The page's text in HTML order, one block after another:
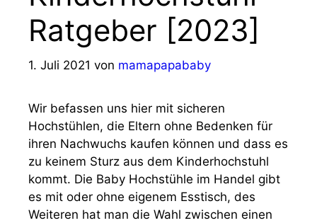
Ratgeber [2023]
1. Juli 2021 von mamapapababy
Wir befassen uns hier mit sicheren
Hochstühlen, die Eltern ohne Bedenken für
ihren Nachwuchs kaufen können und dass es
zu keinem Sturz aus dem Kinderhochstuhl
kommt. Die Baby Hochstühle im Handel gibt
es mit oder ohne eigenem Esstisch, des
Weiteren hat man die Wahl zwischen einen